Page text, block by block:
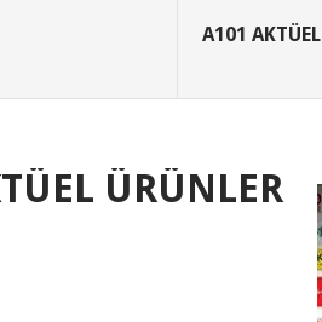
A101 AKTÜEL
ÜRÜNLER